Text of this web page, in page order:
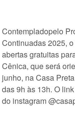
Contempladopelo
Continuadas 2025,
abertas gratuitas
Cênica, que será
junho, na Casa
das 9h às 13h. O
do instagram